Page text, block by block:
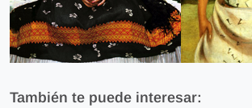
También te puede interesar: